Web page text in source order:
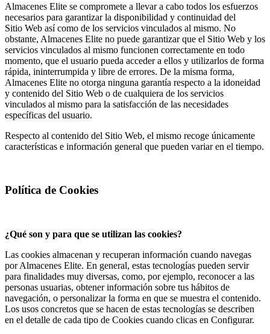
Almacenes Elite se compromete a llevar a cabo todos los esfuerzos
necesarios para garantizar la disponibilidad y continuidad del
Sitio Web así como de los servicios vinculados al mismo. No
obstante, Almacenes Elite no puede garantizar que el Sitio Web y los
servicios vinculados al mismo funcionen correctamente en todo
momento, que el usuario pueda acceder a ellos y utilizarlos de forma
rápida, ininterrumpida y libre de errores. De la misma forma,
Almacenes Elite no otorga ninguna garantía respecto a la idoneidad
y contenido del Sitio Web o de cualquiera de los servicios
vinculados al mismo para la satisfacción de las necesidades
específicas del usuario.
Respecto al contenido del Sitio Web, el mismo recoge únicamente
características e información general que pueden variar en el tiempo.
Política de Cookies
¿Qué son y para que se utilizan las cookies?
Las cookies almacenan y recuperan información cuando navegas
por Almacenes Elite. En general, estas tecnologías pueden servir
para finalidades muy diversas, como, por ejemplo, reconocer a las
personas usuarias, obtener información sobre tus hábitos de
navegación, o personalizar la forma en que se muestra el contenido.
Los usos concretos que se hacen de estas tecnologías se describen
en el detalle de cada tipo de Cookies cuando clicas en Configurar.